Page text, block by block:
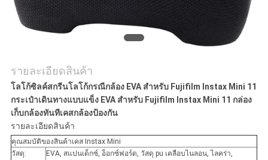
รายละเอียดสินค้า
โลโก้ซิลค์สกรีนโลโก้กรณีกล้อง EVA สำหรับ Fujifilm Instax Mini 11
กระเป๋าเดินทางแบบแข็ง EVA สำหรับ Fujifilm Instax Mini 11 กล่อง
เก็บกล้องทันทีเคสกล้องป้องกัน
รายละเอียดสินค้า
คุณสมบัติของสินค้าเคส Instax Mini
วัสดุ:
EVA, สแปนเด็กซ์, อ็อกซ์ฟอร์ด, วัสดุ pu เคลือบไนลอน, ไลคร่า,